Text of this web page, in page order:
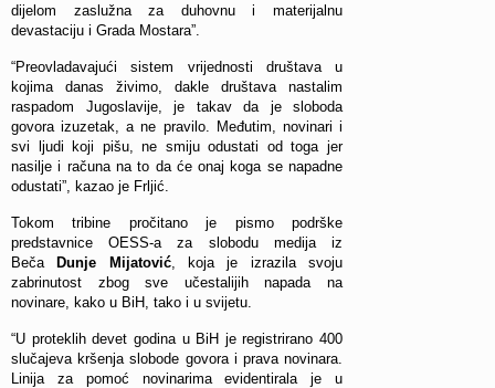
dijelom zaslužna za duhovnu i materijalnu
devastaciju i Grada Mostara”.
“Preovladavajući sistem vrijednosti društava u
kojima danas živimo, dakle društava nastalim
raspadom Jugoslavije, je takav da je sloboda
govora izuzetak, a ne pravilo. Međutim, novinari i
svi ljudi koji pišu, ne smiju odustati od toga jer
nasilje i računa na to da će onaj koga se napadne
odustati”, kazao je Frljić.
Tokom tribine pročitano je pismo podrške
predstavnice OESS-a za slobodu medija iz
BečaDunje Mijatović, koja je izrazila svoju
zabrinutost zbog sve učestalijih napada na
novinare, kako u BiH, tako i u svijetu.
“U proteklih devet godina u BiH je registrirano 400
slučajeva kršenja slobode govora i prava novinara.
Linija za pomoć novinarima evidentirala je u